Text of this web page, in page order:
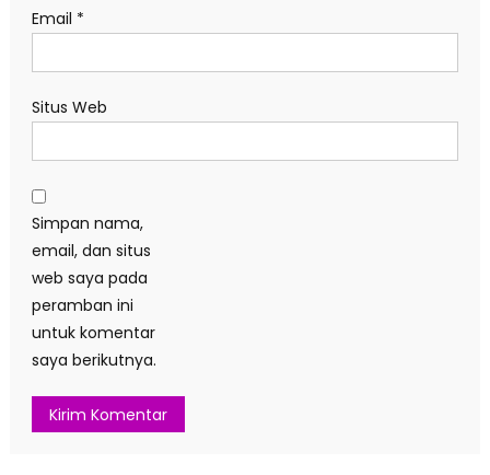
Email *
Situs Web
Simpan nama,
email, dan situs
web saya pada
peramban ini
untuk komentar
saya berikutnya.